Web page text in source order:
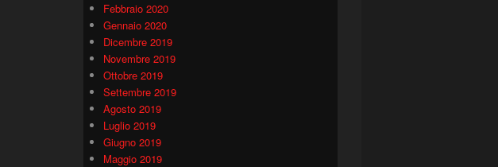
Febbraio 2020
Gennaio 2020
Dicembre 2019
Novembre 2019
Ottobre 2019
Settembre 2019
Agosto 2019
Luglio 2019
Giugno 2019
Maggio 2019